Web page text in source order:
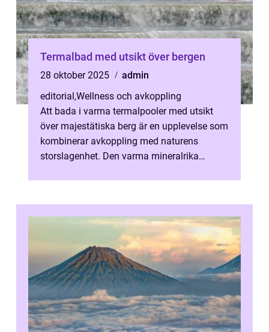
Termalbad med utsikt över bergen
28 oktober 2025
admin
editorial,Wellness och avkoppling
Att bada i varma termalpooler med utsikt
över majestätiska berg är en upplevelse som
kombinerar avkoppling med naturens
storslagenhet. Den varma mineralrika